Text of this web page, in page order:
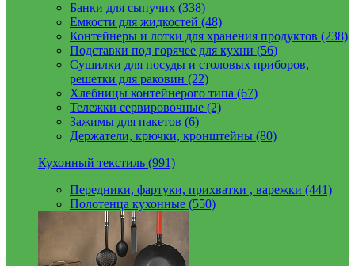
Банки для сыпучих (338)
Емкости для жидкостей (48)
Контейнеры и лотки для хранения продуктов (238)
Подставки под горячее для кухни (56)
Сушилки для посуды и столовых приборов,
решетки для раковин (22)
Хлебницы контейнерого типа (67)
Тележки сервировочные (2)
Зажимы для пакетов (6)
Держатели, крючки, кронштейны (80)
Кухонный текстиль (991)
Передники, фартуки, прихватки , варежки (441)
Полотенца кухонные (550)